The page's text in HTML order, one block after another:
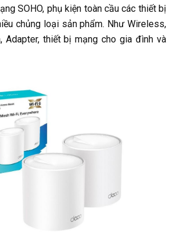
SOHO, phụ kiện toàn cầu các thiết bị
chủng loại sản phẩm. Như Wireless,
Adapter, thiết bị mạng cho gia đình và